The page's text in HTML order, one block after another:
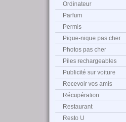
Ordinateur
Parfum
Permis
Pique-nique pas cher
Photos pas cher
Piles rechargeables
Publicité sur voiture
Recevoir vos amis
Récupération
Restaurant
Resto U